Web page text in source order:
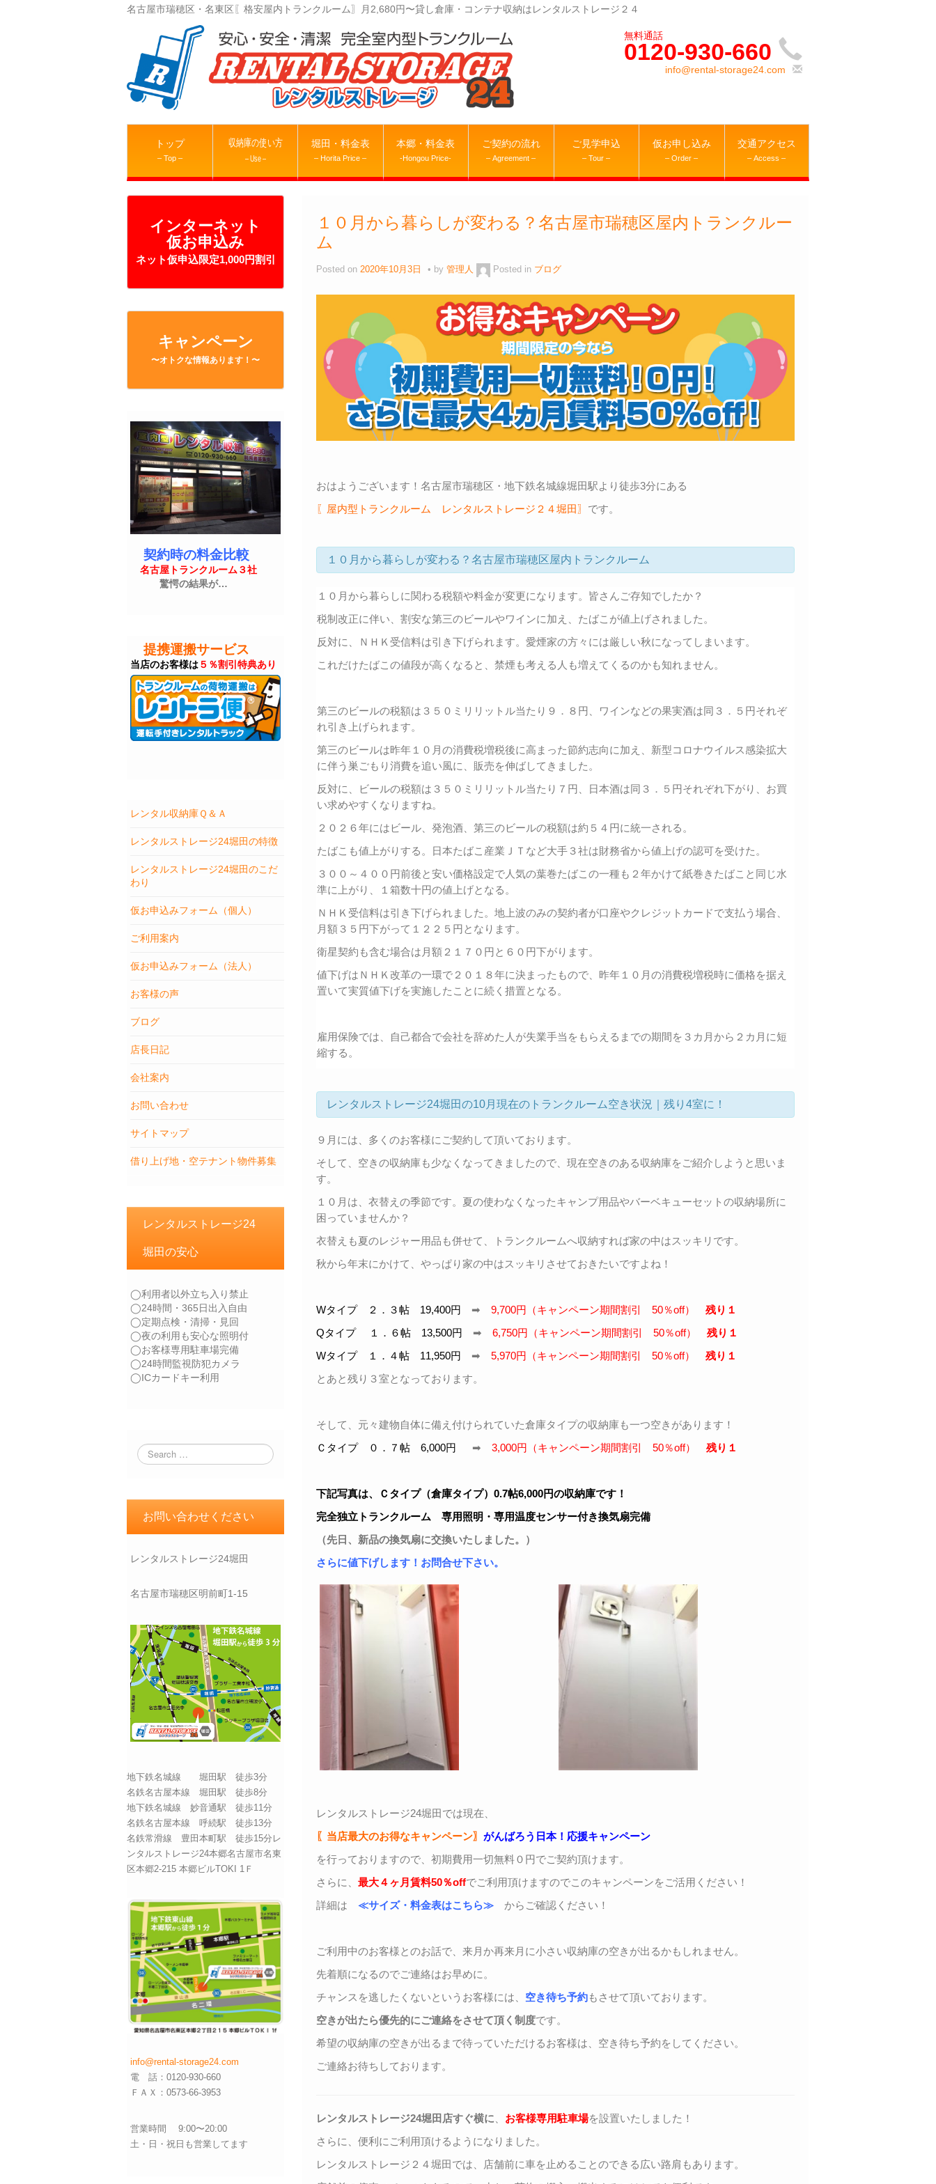
名古屋市瑞穂区・名東区〖格安屋内トランクルーム〗月2,680円〜貸し倉庫・コンテナ収納はレンタルストレージ２４
0120-930-660
info@rental-storage24.com
トップ
– Top –
収納庫の使い方
– Use –
堀田・料金表
– Horita Price –
本郷・料金表
-Hongou Price-
ご契約の流れ
– Agreement –
ご見学申込
– Tour –
仮お申し込み
– Order –
交通アクセス
– Access –
インターネット
仮お申込み
ネット仮申込限定1,000円割引
キャンペーン
〜オトクな情報あります！〜
契約時の料金比較
名古屋トランクルーム３社
驚愕の結果が…
提携運搬サービス
当店のお客様は５％割引特典あり
レンタル収納庫Ｑ＆Ａ
レンタルストレージ24堀田の特徴
レンタルストレージ24堀田のこだ
わり
仮お申込みフォーム（個人）
ご利用案内
仮お申込みフォーム（法人）
お客様の声
ブログ
店長日記
会社案内
お問い合わせ
サイトマップ
借り上げ地・空テナント物件募集
レンタルストレージ24
堀田の安心
◯利用者以外立ち入り禁止
◯24時間・365日出入自由
◯定期点検・清掃・見回
◯夜の利用も安心な照明付
◯お客様専用駐車場完備
◯24時間監視防犯カメラ
◯ICカードキー利用
お問い合わせください
レンタルストレージ24堀田
名古屋市瑞穂区明前町1-15
地下鉄名城線 堀田駅 徒歩3分
名鉄名古屋本線 堀田駅 徒歩8分
地下鉄名城線 妙音通駅 徒歩11分
名鉄名古屋本線 呼続駅 徒歩13分
名鉄常滑線 豊田本町駅 徒歩15分レ
ンタルストレージ24本郷名古屋市名東
区本郷2-215 本郷ビルTOKI 1Ｆ
info@rental-storage24.com
電 話：0120-930-660
ＦＡＸ：0573-66-3953
営業時間 9:00〜20:00
土・日・祝日も営業してます
１０月から暮らしが変わる？名古屋市瑞穂区屋内トランクルー
ム
Posted on2020年10月3日 by管理人 Posted in ブログ
おはようございます！名古屋市瑞穂区・地下鉄名城線堀田駅より徒歩3分にある
〖屋内型トランクルーム レンタルストレージ２４堀田〗 です。
１０月から暮らしが変わる？名古屋市瑞穂区屋内トランクルーム
１０月から暮らしに関わる税額や料金が変更になります。皆さんご存知でしたか？
税制改正に伴い、割安な第三のビールやワインに加え、たばこが値上げされました。
反対に、ＮＨＫ受信料は引き下げられます。愛煙家の方々には厳しい秋になってしまいます。
これだけたばこの値段が高くなると、禁煙も考える人も増えてくるのかも知れません。
第三のビールの税額は３５０ミリリットル当たり９．８円、ワインなどの果実酒は同３．５円それぞ
れ引き上げられます。
第三のビールは昨年１０月の消費税増税後に高まった節約志向に加え、新型コロナウイルス感染拡大
に伴う巣ごもり消費を追い風に、販売を伸ばしてきました。
反対に、ビールの税額は３５０ミリリットル当たり７円、日本酒は同３．５円それぞれ下がり、お買
い求めやすくなりますね。
２０２６年にはビール、発泡酒、第三のビールの税額は約５４円に統一される。
たばこも値上がりする。日本たばこ 産業ＪＴなど大手３社は財務省から値上げの認可を受けた。
３００～４００円前後と安い価格設定で人気の葉巻たばこの一種も２年かけて紙巻きたばこと同じ水
準に上がり、１箱数十円の値上げとなる。
ＮＨＫ受信料は引き下げられました。地上波のみの契約者が口座やクレジットカードで支払う場合、
月額３５円下がって１２２５円となります。
衛星契約も含む場合は月額２１７０円と６０円下がります。
値下げはＮＨＫ改革の一環で２０１８年に決まったもので、昨年１０月の消費税増税時に価格を据え
置いて実質値下げを実施したことに続く措置となる。
雇用保険では、自己都合で会社を辞めた人が失業手当をもらえるまでの期間を３カ月から２カ月に短
縮する。
レンタルストレージ24堀田の10月現在のトランクルーム空き状況｜残り4室に！
９月には、多くのお客様にご契約して頂いております。
そして、空きの収納庫も少なくなってきましたので、現在空きのある収納庫をご紹介しようと思いま
す。
１０月は、衣替えの季節です。夏の使わなくなったキャンプ用品やバーベキューセットの収納場所に
困っていませんか？
衣替えも夏のレジャー用品も併せて、トランクルームへ収納すれば家の中はスッキリです。
秋から年末にかけて、やっぱり家の中はスッキリさせておきたいですよね！
Wタイプ ２．３帖 19,400円 ➡9,700円（キャンペーン期間割引 50％off）残り１
Qタイプ １．６帖 13,500円 ➡6,750円（キャンペーン期間割引 50％off）残り１
Wタイプ １．４帖 11,950円 ➡5,970円（キャンペーン期間割引 50％off）残り１
とあと残り３室となっております。
そして、元々建物自体に備え付けられていた倉庫タイプの収納庫も一つ空きがあります！
Ｃタイプ ０．７帖 6,000円 ➡3,000円（キャンペーン期間割引 50％off）残り１
下記写真は、Ｃタイプ（倉庫タイプ）0.7帖6,000円の収納庫です！
完全独立トランクルーム 専用照明・専用温度センサー付き換気扇完備
（先日、新品の換気扇に交換いたしました。）
さらに値下げします！お問合せ下さい。
レンタルストレージ24堀田では現在、
〖当店最大のお得なキャンペーン〗がんばろう日本！応援キャンペーン
を行っておりますので、初期費用一切無料０円でご契約頂けます。
さらに、最大４ヶ月賃料50％offでご利用頂けますのでこのキャンペーンをご活用ください！
詳細は≪サイズ・料金表はこちら≫ からご確認ください！
ご利用中のお客様とのお話で、来月か再来月に小さい収納庫の空きが出るかもしれません。
先着順になるのでご連絡はお早めに。
チャンスを逃したくないというお客様には、 空き待ち予約もさせて頂いております。
空きが出たら優先的にご連絡をさせて頂く制度です。
希望の収納庫の空きが出るまで待っていただけるお客様は、空き待ち予約をしてください。
ご連絡お待ちしております。
レンタルストレージ24堀田店すぐ横に お客様専用駐車場を設置いたしました！
さらに、便利にご利用頂けるようになりました。
レンタルストレージ２４堀田では、店舗前に車を止めることのできる広い路肩もあります。